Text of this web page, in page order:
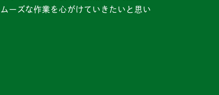
ーズな作業を心がけていきたいと思い